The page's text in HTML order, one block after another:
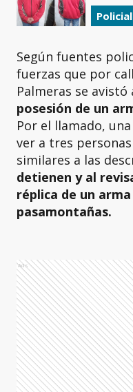
Según fuentes
fuerzas que por
Palmeras se avistó
posesión de un
Por el llamado,
ver a tres
similares a las
detienen y al
réplica de un
pasamontañas.
Ads